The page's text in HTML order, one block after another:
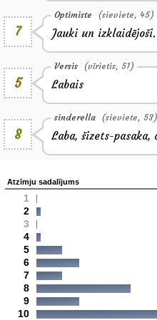
7
Optimiste (sieviete, 45)
Jauki un izklaidējoši.
5
Versis (vīrietis, 51)
Labais
8
sinderella (sieviete, 53)
Laba, šizets-
Atzīmju sadalījums
1
2
3
4
5
6
7
8
9
10